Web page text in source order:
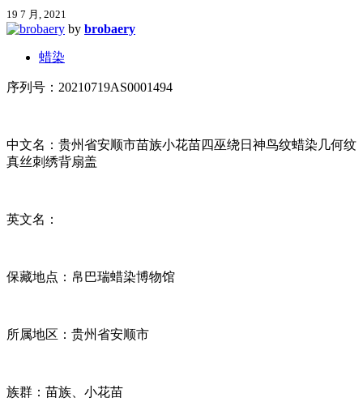
19 7 月, 2021
by brobaery
蜡染
序列号：20210719AS0001494
中文名：贵州省安顺市苗族小花苗四巫绕日神鸟纹蜡染几何纹
真丝刺绣背扇盖
英文名：
保藏地点：帛巴瑞蜡染博物馆
所属地区：贵州省安顺市
族群：苗族、小花苗